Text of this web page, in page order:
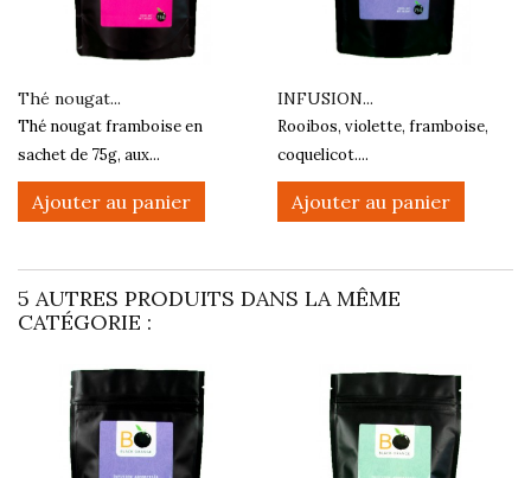
Thé nougat...
Thé nougat framboise en
sachet de 75g, aux...
Ajouter au panier
INFUSION...
Rooibos, violette, framboise,
coquelicot....
Ajouter au panier
5 AUTRES PRODUITS DANS LA MÊME
CATÉGORIE :